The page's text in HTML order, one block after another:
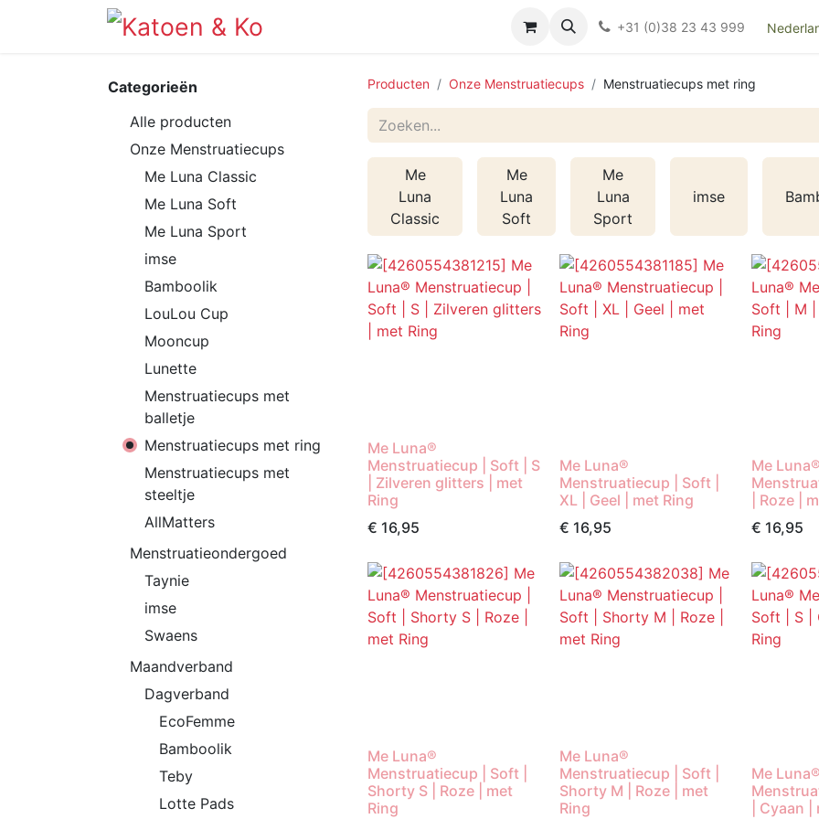
Kieswijzer nacht- en kraamverband
+31 (0)38 23 43 999
Categorieën
Alle producten
Onze Menstruatiecups
Me Luna Classic
Me Luna Soft
Me Luna Sport
imse
Bamboolik
LouLou Cup
Mooncup
Lunette
Menstruatiecups met
balletje
Menstruatiecups met ring
Menstruatiecups met
steeltje
AllMatters
Menstruatieondergoed
Taynie
imse
Swaens
Maandverband
Dagverband
EcoFemme
Bamboolik
Teby
Lotte Pads
Producten Onze Menstruatiecups Menstruatiecups met ring
Me
Luna
Classic
Me
Luna
Soft
Me
Luna
Sport
imse
Me Luna®
Menstruatiecup | Soft | S
| Zilveren glitters | met
Ring
€ 16,95
Me Luna®
Menstruatiecup | Soft |
XL | Geel | met Ring
€ 16,95
Me Luna®
| Roze |
€ 16,95
Me Luna®
Menstruatiecup | Soft |
Shorty S | Roze | met
Ring
Me Luna®
Menstruatiecup | Soft |
Shorty M | Roze | met
Ring
Me Luna®
| Cyaan